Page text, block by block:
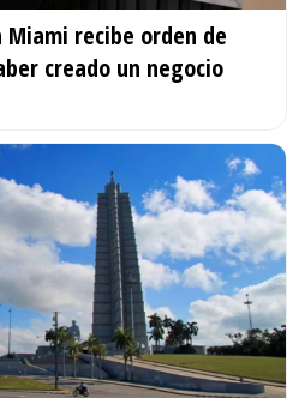
Miami recibe orden de
creado un negocio